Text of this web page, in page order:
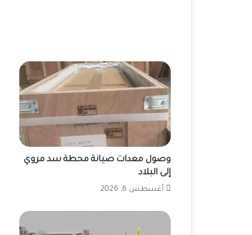
وصول معدات صيانة محطة سد مروي
إلى البلاد
أغسطس 6, 2026